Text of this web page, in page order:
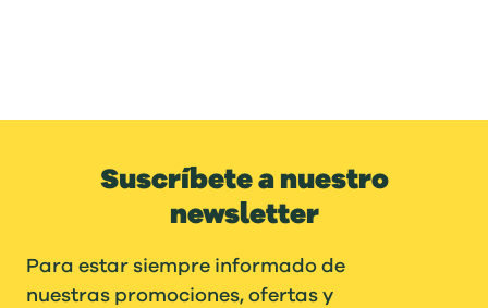
Suscríbete a nuestro
newsletter
Para estar siempre informado de
nuestras promociones, ofertas y